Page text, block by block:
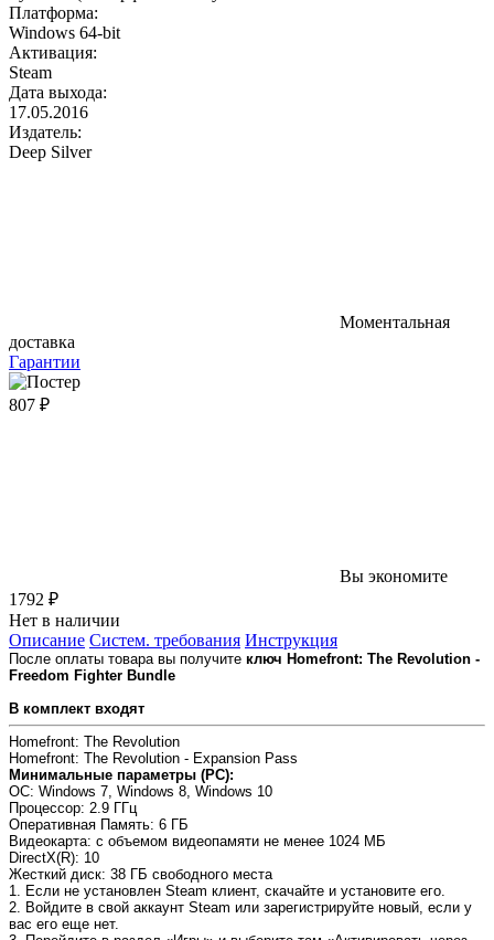
Платформа:
Windows 64-bit
Активация:
Steam
Дата выхода:
17.05.2016
Издатель:
Deep Silver
Моментальная
доставка
Гарантии
807 ₽
Вы экономите
1792 ₽
Нет в наличии
Описание Систем. требования Инструкция
После оплаты товара вы получите ключ Homefront: The Revolution -
Freedom Fighter Bundle
В комплект входят
Homefront: The Revolution
Homefront: The Revolution - Expansion Pass
Минимальные параметры (PC):
OC: Windows 7, Windows 8, Windows 10
Процессор: 2.9 ГГц
Оперативная Память: 6 ГБ
Видеокарта: с объемом видеопамяти не менее 1024 МБ
DirectX(R): 10
Жесткий диск: 38 ГБ свободного места
1. Если не установлен Steam клиент, скачайте и установите его.
2. Войдите в свой аккаунт Steam или зарегистрируйте новый, если у
вас его еще нет.